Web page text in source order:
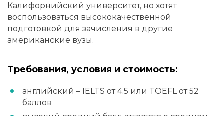
Калифорнийский университет, но хотят
воспользоваться высококачественной
подготовкой для зачисления в другие
американские вузы.
Требования, условия и стоимость:
английский – IELTS от 4.5 или TOEFL от 52
баллов